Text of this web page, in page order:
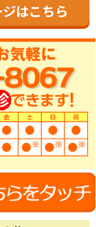
はこちら